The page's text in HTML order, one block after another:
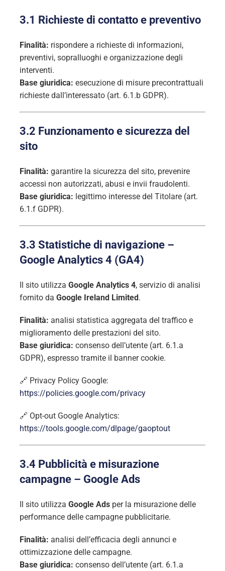
3.1 Richieste di contatto e preventivo
Finalità: rispondere a richieste di informazioni,
preventivi, sopralluoghi e organizzazione degli
interventi.
Base giuridica: esecuzione di misure precontrattuali
richieste dall’interessato (art. 6.1.b GDPR).
3.2 Funzionamento e sicurezza del
sito
Finalità: garantire la sicurezza del sito, prevenire
accessi non autorizzati, abusi e invii fraudolenti.
Base giuridica: legittimo interesse del Titolare (art.
6.1.f GDPR).
3.3 Statistiche di navigazione –
Google Analytics 4 (GA4)
Il sito utilizza Google Analytics 4, servizio di analisi
fornito da Google Ireland Limited.
Finalità: analisi statistica aggregata del traffico e
miglioramento delle prestazioni del sito.
Base giuridica: consenso dell’utente (art. 6.1.a
GDPR), espresso tramite il banner cookie.
🔗 Privacy Policy Google:
https://policies.google.com/privacy
🔗 Opt-out Google Analytics:
https://tools.google.com/dlpage/gaoptout
3.4 Pubblicità e misurazione
campagne – Google Ads
Il sito utilizza Google Adsper la misurazione delle
performance delle campagne pubblicitarie.
Finalità: analisi dell’efficacia degli annunci e
ottimizzazione delle campagne.
Base giuridica: consenso dell’utente (art. 6.1.a